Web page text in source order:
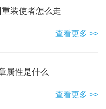
装使者怎么走
查看更多 >>
属性是什么
查看更多 >>